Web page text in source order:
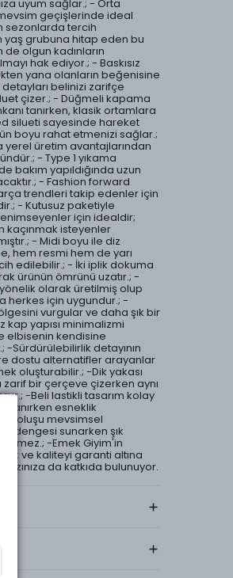
uyum sağlar.; - Orta
mevsim geçişlerinde ideal
sezonlarda tercih
yaş grubuna hitap eden bu
olgun kadınların
hak ediyor.; - Baskısız
yana olanların beğenisine
belinizi zarifçe
çizer.; - Düğmeli kapama
tanırken, klasik ortamlara
silueti sayesinde hareket
boyu rahat etmenizi sağlar.;
yerel üretim avantajlarından
- Type 1 yıkama
bakım yapıldığında uzun
- Fashion forward
trendleri takip edenler için
- Kutusuz paketiyle
için idealdir;
kaçınmak isteyenler
- Midi boyu ile diz
hem resmi hem de yarı
edilebilir.; - İki iplik dokuma
ürünün ömrünü uzatır.; -
olarak üretilmiş olup
herkes için uygundur.; -
vurgular ve daha şık bir
kap yapısı minimalizmi
elbisenin kendisine
-Sürdürülebilirlik detayının
dostu alternatifler arayanlar
oluşturabilir.; -Dik yakası
bir çerçeve çizerken aynı
-Beli lastikli tasarım kolay
tanırken esneklik
oluşu mevsimsel
dengesi sunarken şık
-Emek Giyim'in
ve kaliteyi garanti altına
da katkıda bulunuyor.